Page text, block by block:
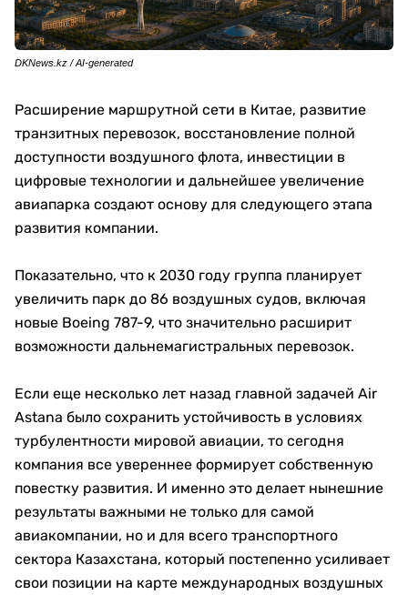
DKNews.kz / AI-generated
Расширение маршрутной сети в Китае, развитие
транзитных перевозок, восстановление полной
доступности воздушного флота, инвестиции в
цифровые технологии и дальнейшее увеличение
авиапарка создают основу для следующего этапа
развития компании.
Показательно, что к 2030 году группа планирует
увеличить парк до 86 воздушных судов, включая
новые Boeing 787-9, что значительно расширит
возможности дальнемагистральных перевозок.
Если еще несколько лет назад главной задачей Air
Astana было сохранить устойчивость в условиях
турбулентности мировой авиации, то сегодня
компания все увереннее формирует собственную
повестку развития. И именно это делает нынешние
результаты важными не только для самой
авиакомпании, но и для всего транспортного
сектора Казахстана, который постепенно усиливает
свои позиции на карте международных воздушных